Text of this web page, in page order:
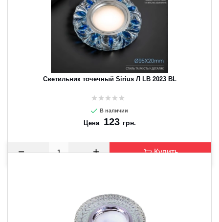
Светильник точечный Sirius Л LB 2023 BL
В наличии
Цена 123 грн.
Купить